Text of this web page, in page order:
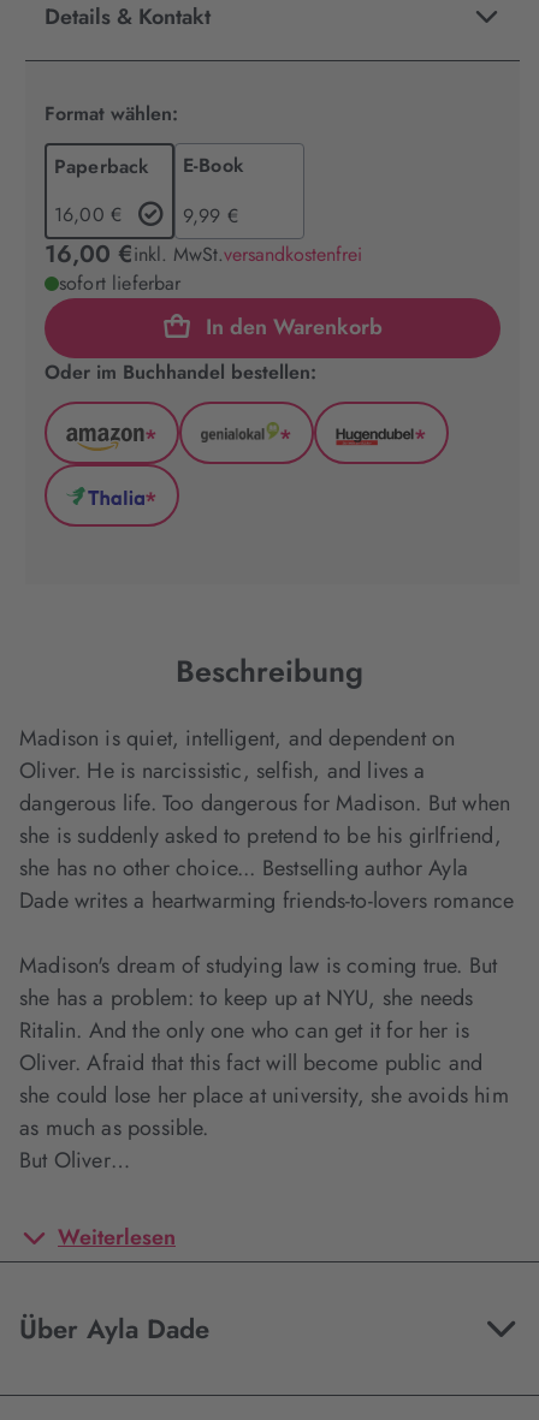
Details & Kontakt
Format wählen:
Paperback
16,00 €
E-Book
9,99 €
16,00 €inkl. MwSt.versandkostenfrei
sofort lieferbar
In den Warenkorb
Oder im Buchhandel bestellen:
Amazon
(wird
in
neuem
*
GenialLokal
*
Hugendubel
*
Thalia
*
Beschreibung
Madison is quiet, intelligent, and dependent on
Oliver. He is narcissistic, selfish, and lives a
dangerous life. Too dangerous for Madison. But when
she is suddenly asked to pretend to be his girlfriend,
she has no other choice... Bestselling author Ayla
Dade writes a heartwarming friends-to-lovers romance
Madison's dream of studying law is coming true. But
she has a problem: to keep up at NYU, she needs
Ritalin. And the only one who can get it for her is
Oliver. Afraid that this fact will become public and
she could lose her place at university, she avoids him
as much as possible.
But Oliver…
Weiterlesen
Über Ayla Dade